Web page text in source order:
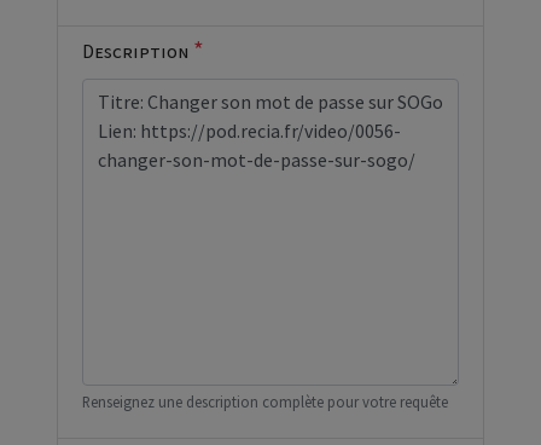
Description *
Renseignez une description complète pour votre requête